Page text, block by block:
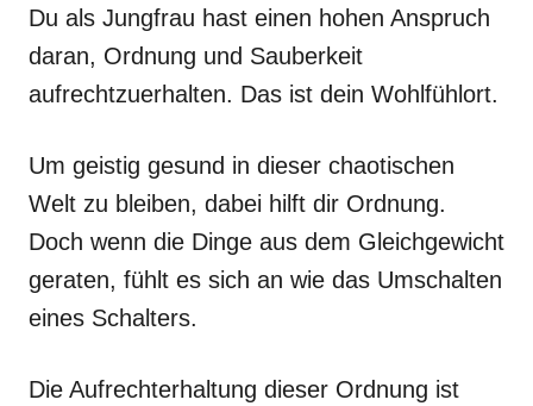
Du als Jungfrau hast einen hohen Anspruch
daran, Ordnung und Sauberkeit
aufrechtzuerhalten. Das ist dein Wohlfühlort.
Um geistig gesund in dieser chaotischen
Welt zu bleiben, dabei hilft dir Ordnung.
Doch wenn die Dinge aus dem Gleichgewicht
geraten, fühlt es sich an wie das Umschalten
eines Schalters.
Die Aufrechterhaltung dieser Ordnung ist